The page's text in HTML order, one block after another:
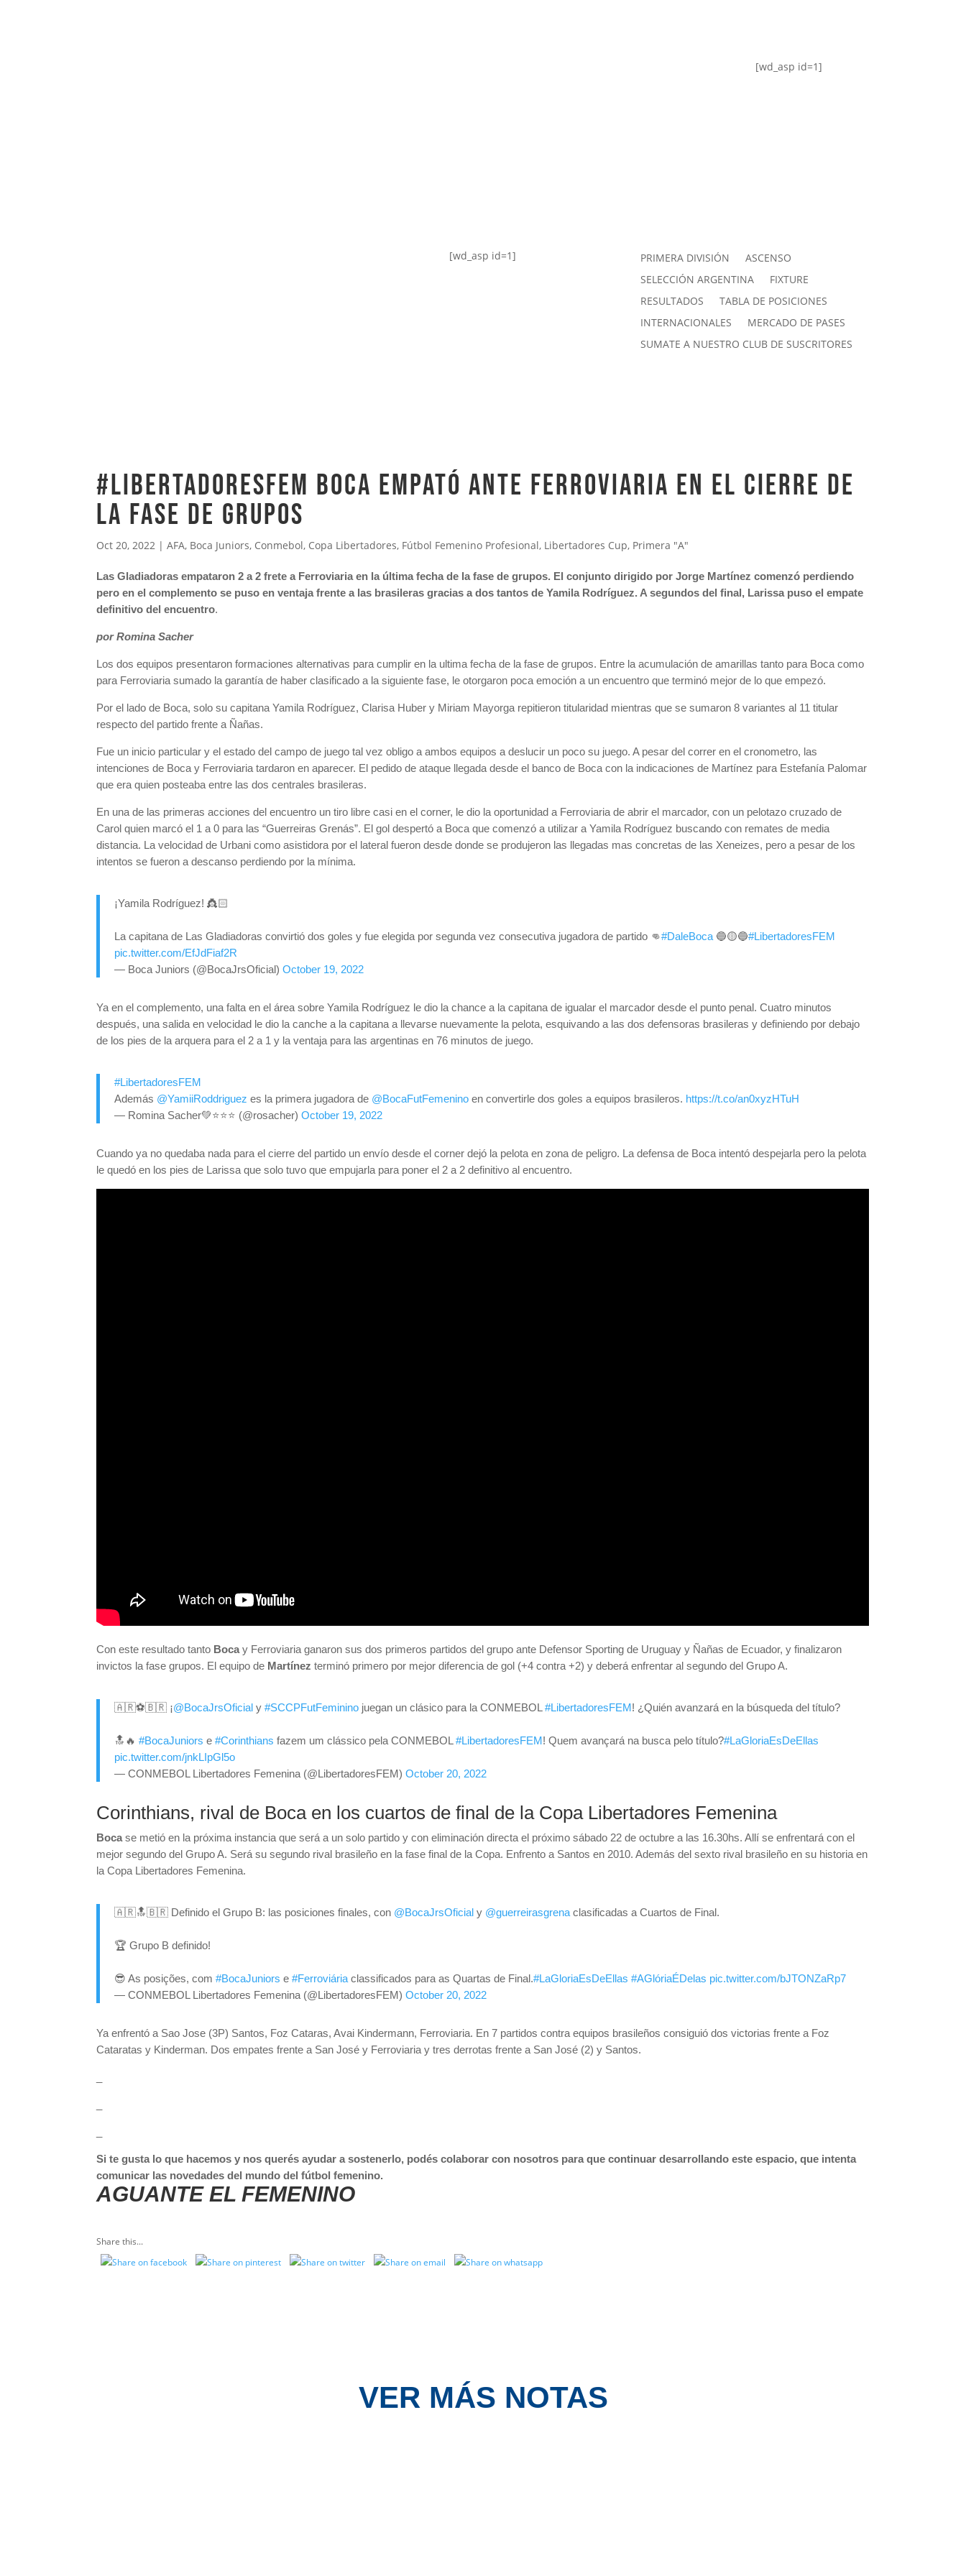
[wd_asp id=1]
[wd_asp id=1] PRIMERA DIVISIÓN
ASCENSO
SELECCIÓN ARGENTINA
FIXTURE
RESULTADOS
TABLA DE POSICIONES
INTERNACIONALES
MERCADO DE PASES
SUMATE A NUESTRO CLUB DE SUSCRITORES
#LibertadoresFEm Boca empató ante Ferroviaria en el cierre de
la fase de grupos
Oct 20, 2022 |AFA, Boca Juniors, Conmebol, Copa Libertadores, Fútbol Femenino Profesional, Libertadores Cup, Primera "A"
Las Gladiadoras empataron 2 a 2 frete a Ferroviaria en la última fecha de la fase de grupos. El conjunto dirigido por Jorge Martínez comenzó perdiendo
pero en el complemento se puso en ventaja frente a las brasileras gracias a dos tantos de Yamila Rodríguez. A segundos del final, Larissa puso el empate
definitivo del encuentro.
por Romina Sacher
Los dos equipos presentaron formaciones alternativas para cumplir en la ultima fecha de la fase de grupos. Entre la acumulación de amarillas tanto para Boca como
para Ferroviaria sumado la garantía de haber clasificado a la siguiente fase, le otorgaron poca emoción a un encuentro que terminó mejor de lo que empezó.
Por el lado de Boca, solo su capitana Yamila Rodríguez, Clarisa Huber y Miriam Mayorga repitieron titularidad mientras que se sumaron 8 variantes al 11 titular
respecto del partido frente a Ñañas.
Fue un inicio particular y el estado del campo de juego tal vez obligo a ambos equipos a deslucir un poco su juego. A pesar del correr en el cronometro, las
intenciones de Boca y Ferroviaria tardaron en aparecer. El pedido de ataque llegada desde el banco de Boca con la indicaciones de Martínez para Estefanía Palomar
que era quien posteaba entre las dos centrales brasileras.
En una de las primeras acciones del encuentro un tiro libre casi en el corner, le dio la oportunidad a Ferroviaria de abrir el marcador, con un pelotazo cruzado de
Carol quien marcó el 1 a 0 para las “Guerreiras Grenás”. El gol despertó a Boca que comenzó a utilizar a Yamila Rodríguez buscando con remates de media
distancia. La velocidad de Urbani como asistidora por el lateral fueron desde donde se produjeron las llegadas mas concretas de las Xeneizes, pero a pesar de los
intentos se fueron a descanso perdiendo por la mínima.
¡Yamila Rodríguez! 👸🏻
La capitana de Las Gladiadoras convirtió dos goles y fue elegida por segunda vez consecutiva jugadora de partido 👊#DaleBoca 🔵🟡🔵#LibertadoresFEM
pic.twitter.com/EfJdFiaf2R
— Boca Juniors (@BocaJrsOficial)October 19, 2022
Ya en el complemento, una falta en el área sobre Yamila Rodríguez le dio la chance a la capitana de igualar el marcador desde el punto penal. Cuatro minutos
después, una salida en velocidad le dio la canche a la capitana a llevarse nuevamente la pelota, esquivando a las dos defensoras brasileras y definiendo por debajo
de los pies de la arquera para el 2 a 1 y la ventaja para las argentinas en 76 minutos de juego.
#LibertadoresFEM
Además @YamiiRoddriguez es la primera jugadora de @BocaFutFemenino en convertirle dos goles a equipos brasileros. https://t.co/an0xyzHTuH
— Romina Sacher💚⭐️⭐️⭐️ (@rosacher)October 19, 2022
Cuando ya no quedaba nada para el cierre del partido un envío desde el corner dejó la pelota en zona de peligro. La defensa de Boca intentó despejarla pero la pelota
le quedó en los pies de Larissa que solo tuvo que empujarla para poner el 2 a 2 definitivo al encuentro.
Con este resultado tanto Bocay Ferroviaria ganaron sus dos primeros partidos del grupo ante Defensor Sporting de Uruguay y Ñañas de Ecuador, y finalizaron
invictos la fase grupos. El equipo de Martínezterminó primero por mejor diferencia de gol (+4 contra +2) y deberá enfrentar al segundo del Grupo A.
🇦🇷⚽🇧🇷 ¡@BocaJrsOficial y#SCCPFutFeminino juegan un clásico para la CONMEBOL#LibertadoresFEM! ¿Quién avanzará en la búsqueda del título?
🔝🔥#BocaJuniors e#Corinthians fazem um clássico pela CONMEBOL#LibertadoresFEM! Quem avançará na busca pelo título?#LaGloriaEsDeEllas
pic.twitter.com/jnkLIpGl5o
— CONMEBOL Libertadores Femenina (@LibertadoresFEM)October 20, 2022
Corinthians, rival de Boca en los cuartos de final de la Copa Libertadores Femenina
Bocase metió en la próxima instancia que será a un solo partido y con eliminación directa el próximo sábado 22 de octubre a las 16.30hs. Allí se enfrentará con el
mejor segundo del Grupo A. Será su segundo rival brasileño en la fase final de la Copa. Enfrento a Santos en 2010. Además del sexto rival brasileño en su historia en
la Copa Libertadores Femenina.
🇦🇷🔝🇧🇷 Definido el Grupo B: las posiciones finales, con @BocaJrsOficial y @guerreirasgrena clasificadas a Cuartos de Final.
🏆 Grupo B definido!
😎 As posições, com#BocaJuniors e#Ferroviária classificados para as Quartas de Final.#LaGloriaEsDeEllas #AGlóriaÉDelas pic.twitter.com/bJTONZaRp7
— CONMEBOL Libertadores Femenina (@LibertadoresFEM)October 20, 2022
Ya enfrentó a Sao Jose (3P) Santos, Foz Cataras, Avai Kindermann, Ferroviaria. En 7 partidos contra equipos brasileños consiguió dos victorias frente a Foz
Cataratas y Kinderman. Dos empates frente a San José y Ferroviaria y tres derrotas frente a San José (2) y Santos.
Si te gusta lo que hacemos y nos querés ayudar a sostenerlo, podés colaborar con nosotros para que continuar desarrollando este espacio, que intenta
comunicar las novedades del mundo del fútbol femenino.
AGUANTE EL FEMENINO
Share this...
VER MÁS NOTAS